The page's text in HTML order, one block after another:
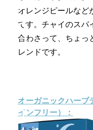
オレンジピールなど
です。チャイのスパ
合わさって、ちょっ
レンドです。
オーガニックハーブ
インフリー）：
ア
イ
ス
も
ッ
ト